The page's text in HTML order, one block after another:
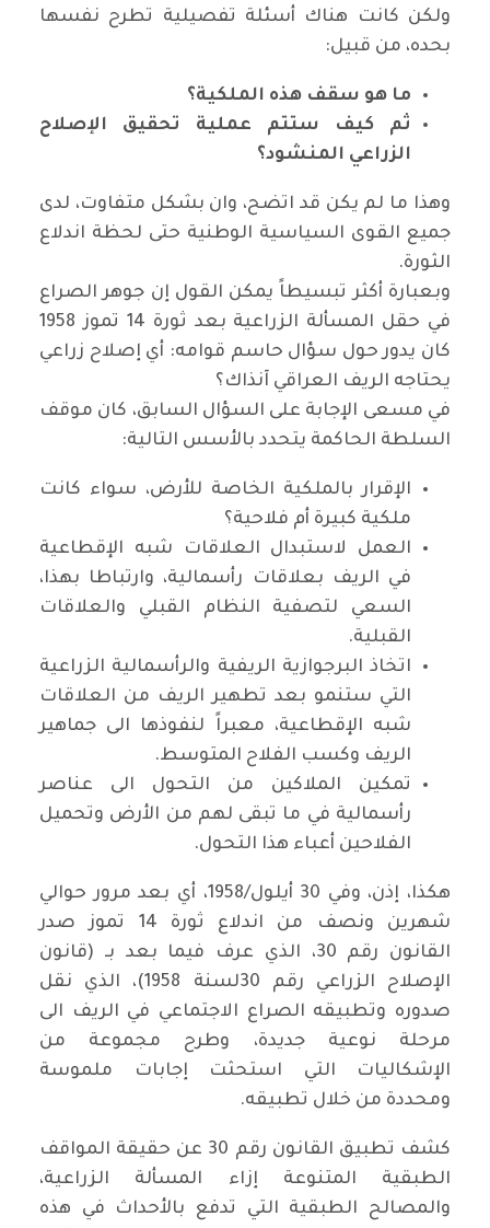
ولكن كانت هناك أسئلة تفصيلية تطرح نفسها
بحده، من قبيل:
ما هو سقف هذه الملكية؟
ثم كيف ستتم عملية تحقيق الإصلاح
الزراعي المنشود؟
وهذا ما لم يكن قد اتضح، وان بشكل متفاوت، لدى
جميع القوى السياسية الوطنية حتى لحظة اندلاع
الثورة.
وبعبارة أكثر تبسيطاً يمكن القول إن جوهر الصراع
في حقل المسألة الزراعية بعد ثورة 14 تموز 1958
كان يدور حول سؤال حاسم قوامه: أي إصلاح زراعي
يحتاجه الريف العراقي آنذاك؟
في مسعى الإجابة على السؤال السابق، كان موقف
السلطة الحاكمة يتحدد بالأسس التالية:
الإقرار بالملكية الخاصة للأرض، سواء كانت
ملكية كبيرة أم فلاحية؟
العمل لاستبدال العلاقات شبه الإقطاعية
في الريف بعلاقات رأسمالية، وارتباطا بهذا،
السعي لتصفية النظام القبلي والعلاقات
القبلية.
اتخاذ البرجوازية الريفية والرأسمالية الزراعية
التي ستنمو بعد تطهير الريف من العلاقات
شبه الإقطاعية، معبراً لنفوذها الى جماهير
الريف وكسب الفلاح المتوسط.
تمكين الملاكين من التحول الى عناصر
رأسمالية في ما تبقى لهم من الأرض وتحميل
الفلاحين أعباء هذا التحول.
هكذا، إذن، وفي 30 أيلول/1958، أي بعد مرور حوالي
شهرين ونصف من اندلاع ثورة 14 تموز صدر
القانون رقم 30، الذي عرف فيما بعد بـ (قانون
الإصلاح الزراعي رقم 30لسنة 1958)، الذي نقل
صدوره وتطبيقه الصراع الاجتماعي في الريف الى
مرحلة نوعية جديدة، وطرح مجموعة من
الإشكاليات التي استحثت إجابات ملموسة
ومحددة من خلال تطبيقه.
كشف تطبيق القانون رقم 30 عن حقيقة المواقف
الطبقية المتنوعة إزاء المسألة الزراعية،
والمصالح الطبقية التي تدفع بالأحداث في هذه